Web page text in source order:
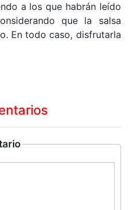
a los que habrán leído
que la salsa
En todo caso, disfrutarla